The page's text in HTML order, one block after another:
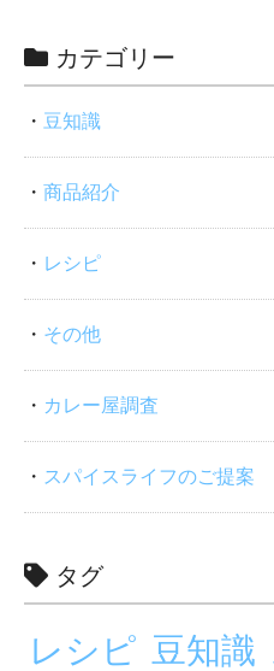
カテゴリー
豆知識
商品紹介
レシピ
その他
カレー屋調査
スパイスライフのご提案
タグ
レシピ 豆知識